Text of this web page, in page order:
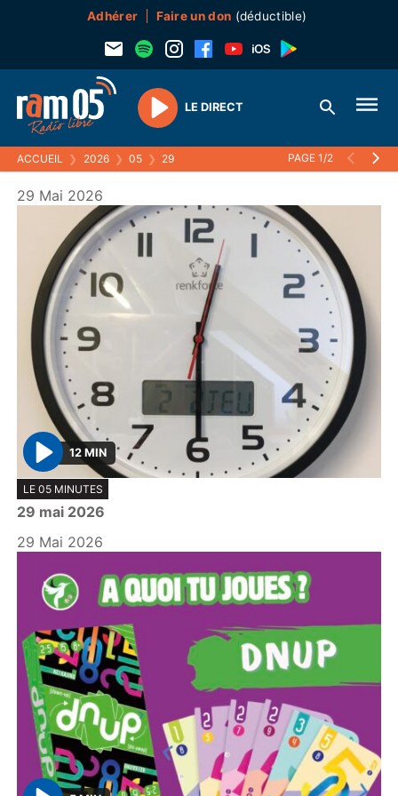
Adhérer Faire un don (déductible)
Play
LE DIRECT
ACCUEIL ❯ 2026 ❯ 05 ❯ 29 PAGE 1/2
29 Mai 2026
P
l
a
y
12 MIN
LE 05 MINUTES
29 mai 2026
29 Mai 2026